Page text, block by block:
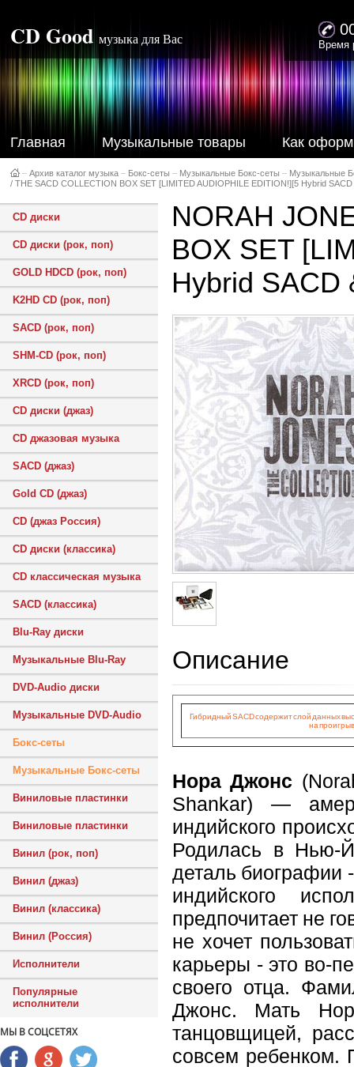
CD Good музыка для Вас Время
Главная Музыкальные товары Как
– Архив каталог музыка – Бокс-сеты – Музыкальные Бокс-сеты – Музыкальные
/ THE SACD COLLECTION BOX SET [LIMITED AUDIOPHILE EDITION!][5 Hybrid
CD диски
CD диски (рок, поп)
GOLD HDCD (рок, поп)
K2HD CD (рок, поп)
SACD (рок, поп)
SHM-CD (рок, поп)
XRCD (рок, поп)
CD диски (джаз)
CD джазовая музыка
SACD (джаз)
Gold CD (джаз)
CD (джаз Россия)
CD диски (классика)
CD классическая музыка
SACD (классика)
Blu-Ray диски
Музыкальные Blu-Ray
DVD-Audio диски
Музыкальные DVD-Audio
Бокс-сеты
Музыкальные Бокс-сеты
Виниловые пластинки
Виниловые пластинки
Винил (рок, поп)
Винил (джаз)
Винил (классика)
Винил (Россия)
Исполнители
Популярные
исполнители
МЫ В СОЦСЕТЯХ
NORAH
BOX SET
Hybrid SACD
Описание
Гибридный SACD содержит слой данных
на
Нора Джонс
Shankar) —
индийского
Родилась в Нью-
деталь биографии
индийского
предпочитает не
не хочет
карьеры - это во-
своего отца.
Джонс. Мать
танцовщицей,
совсем ребенком.